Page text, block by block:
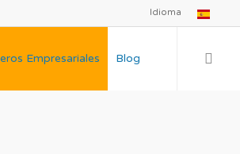
Idioma
Empresariales Blog